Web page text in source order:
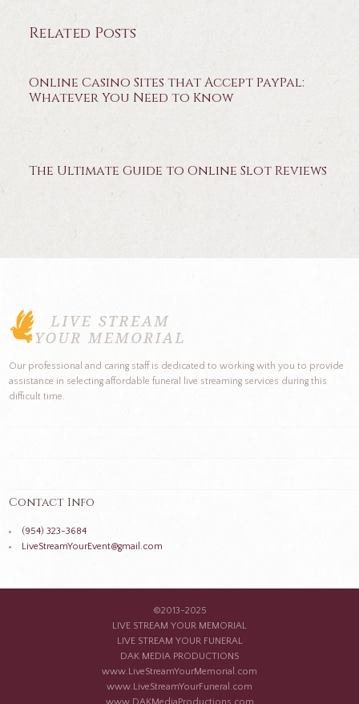
Related Posts
Online Casino Sites that Accept PayPal:
Whatever You Need to Know
The Ultimate Guide to Online Slot Reviews
Our professional and caring staff is dedicated to working with you to provide
assistance in selecting affordable funeral live streaming services during this
difficult time.
Contact Info
(954) 323-3684
LiveStreamYourEvent@gmail.com
©2013-2025
LIVE STREAM YOUR MEMORIAL
LIVE STREAM YOUR FUNERAL
DAK MEDIA PRODUCTIONS
www.LiveStreamYourMemorial.com
www.LiveStreamYourFuneral.com